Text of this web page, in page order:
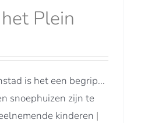
Plein
is het een begrip...
snoephuizen zijn te
kinderen |